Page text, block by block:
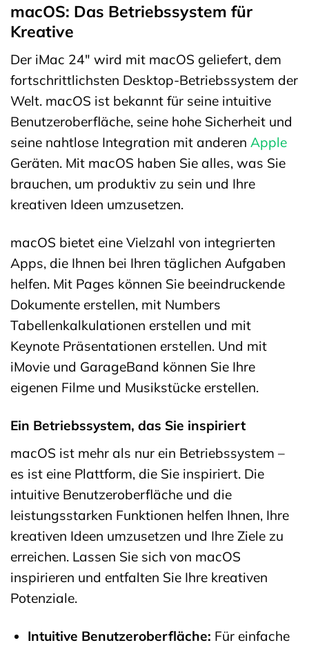
macOS: Das Betriebssystem für
Kreative
Der iMac 24″ wird mit macOS geliefert, dem
fortschrittlichsten Desktop-Betriebssystem der
Welt. macOS ist bekannt für seine intuitive
Benutzeroberfläche, seine hohe Sicherheit und
seine nahtlose Integration mit anderen Apple
Geräten. Mit macOS haben Sie alles, was Sie
brauchen, um produktiv zu sein und Ihre
kreativen Ideen umzusetzen.
macOS bietet eine Vielzahl von integrierten
Apps, die Ihnen bei Ihren täglichen Aufgaben
helfen. Mit Pages können Sie beeindruckende
Dokumente erstellen, mit Numbers
Tabellenkalkulationen erstellen und mit
Keynote Präsentationen erstellen. Und mit
iMovie und GarageBand können Sie Ihre
eigenen Filme und Musikstücke erstellen.
Ein Betriebssystem, das Sie inspiriert
macOS ist mehr als nur ein Betriebssystem –
es ist eine Plattform, die Sie inspiriert. Die
intuitive Benutzeroberfläche und die
leistungsstarken Funktionen helfen Ihnen, Ihre
kreativen Ideen umzusetzen und Ihre Ziele zu
erreichen. Lassen Sie sich von macOS
inspirieren und entfalten Sie Ihre kreativen
Potenziale.
Intuitive Benutzeroberfläche: Für einfache